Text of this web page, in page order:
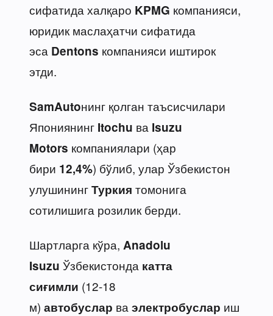
сифатида халқаро KPMG компанияси,
юридик маслаҳатчи сифатида
эса Dentons компанияси иштирок
этди.
SamAutoнинг қолган таъсисчилари
Япониянинг Itochu ва Isuzu
Motors компаниялари (ҳар
бири 12,4%) бўлиб, улар Ўзбекистон
улушинингТуркия томонига
сотилишига розилик берди.
Шартларга кўра, Anadolu
Isuzu Ўзбекистонда катта
сиғимли (12-18
м) автобуслар ва электробуслар иш